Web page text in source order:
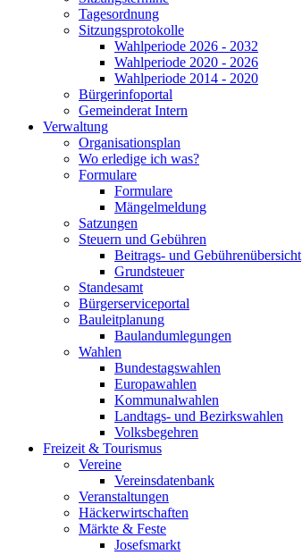
Tagesordnung
Sitzungsprotokolle
Wahlperiode 2026 - 2032
Wahlperiode 2020 - 2026
Wahlperiode 2014 - 2020
Bürgerinfoportal
Gemeinderat Intern
Verwaltung
Organisationsplan
Wo erledige ich was?
Formulare
Formulare
Mängelmeldung
Satzungen
Steuern und Gebühren
Beitrags- und Gebührenübersicht
Grundsteuer
Standesamt
Bürgerserviceportal
Bauleitplanung
Baulandumlegungen
Wahlen
Bundestagswahlen
Europawahlen
Kommunalwahlen
Landtags- und Bezirkswahlen
Volksbegehren
Freizeit & Tourismus
Vereine
Vereinsdatenbank
Veranstaltungen
Häckerwirtschaften
Märkte & Feste
Josefsmarkt